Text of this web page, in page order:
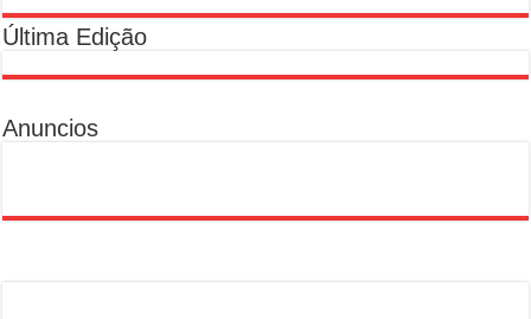
Última Edição
Anuncios